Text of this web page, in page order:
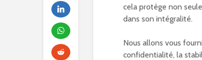
cela protège non
dans son intégralité.
Nous allons vous
confidentialité, la